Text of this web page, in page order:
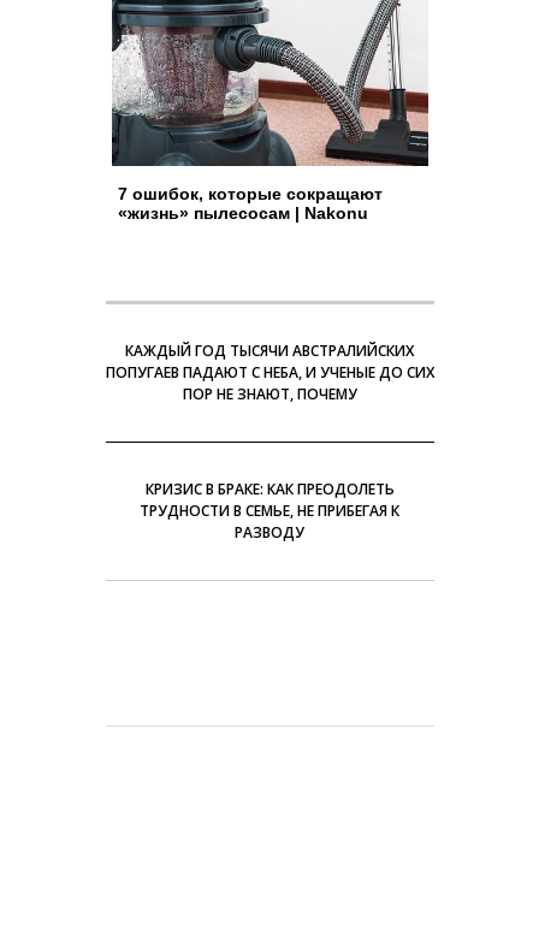
7 ошибок, которые сокращают
«жизнь» пылесосам | Nakonu
КАЖДЫЙ ГОД ТЫСЯЧИ АВСТРАЛИЙСКИХ
ПОПУГАЕВ ПАДАЮТ С НЕБА, И УЧЕНЫЕ ДО СИХ
ПОР НЕ ЗНАЮТ, ПОЧЕМУ
КРИЗИС В БРАКЕ: КАК ПРЕОДОЛЕТЬ
ТРУДНОСТИ В СЕМЬЕ, НЕ ПРИБЕГАЯ К
РАЗВОДУ